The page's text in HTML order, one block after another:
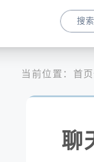
当前位置： 首页
聊